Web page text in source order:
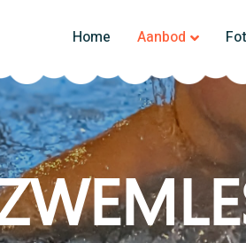
Home Aanbod